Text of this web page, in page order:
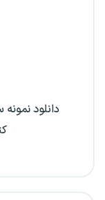
دانلود